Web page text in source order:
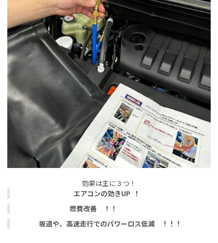
効果は主に３つ！
エアコンの効きUP ！
燃費改善 ！！
坂道や、高速走行でのパワーロス低減 ！！！